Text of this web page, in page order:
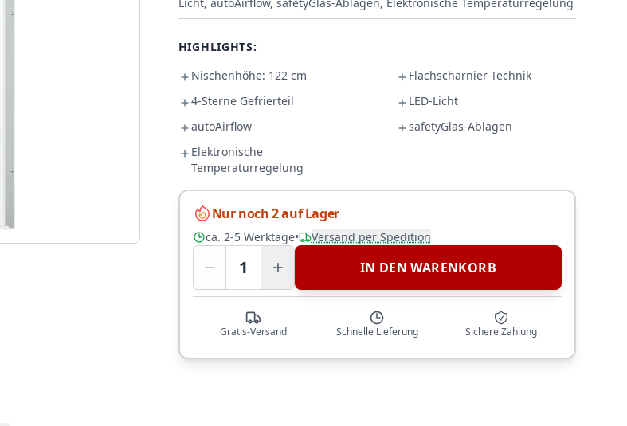
HIGHLIGHTS:
Nischenhöhe: 122 cm
Flachscharnier-Technik
4-Sterne Gefrierteil
LED-Licht
autoAirflow
safetyGlas-Ablagen
Elektronische
Temperaturregelung
Nur noch 2 auf Lager
ca. 2-5 Werktage• Versand per Spedition
1 IN DEN WARENKORB
Gratis-Versand Schnelle Lieferung Sichere Zahlung